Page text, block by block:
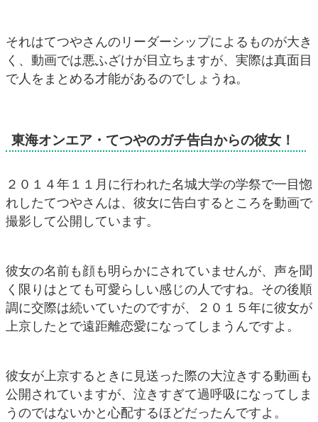
それはてつやさんのリーダーシップによるものが大き
く、動画では悪ふざけが目立ちますが、実際は真面目
で人をまとめる才能があるのでしょうね。
東海オンエア・てつやのガチ告白からの彼女！
２０１４年１１月に行われた名城大学の学祭で一目惚
れしたてつやさんは、彼女に告白するところを動画で
撮影して公開しています。
彼女の名前も顔も明らかにされていませんが、声を聞
く限りはとても可愛らしい感じの人ですね。その後順
調に交際は続いていたのですが、２０１５年に彼女が
上京したとで遠距離恋愛になってしまうんですよ。
彼女が上京するときに見送った際の大泣きする動画も
公開されていますが、泣きすぎて過呼吸になってしま
うのではないかと心配するほどだったんですよ。